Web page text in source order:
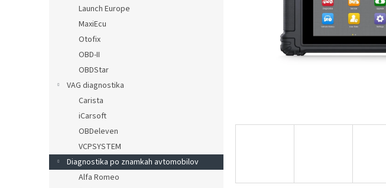
Launch Europe
MaxiEcu
Otofix
OBD-II
OBDStar
VAG diagnostika
Carista
iCarsoft
OBDeleven
VCPSYSTEM
Diagnostika po znamkah avtomobilov
Alfa Romeo